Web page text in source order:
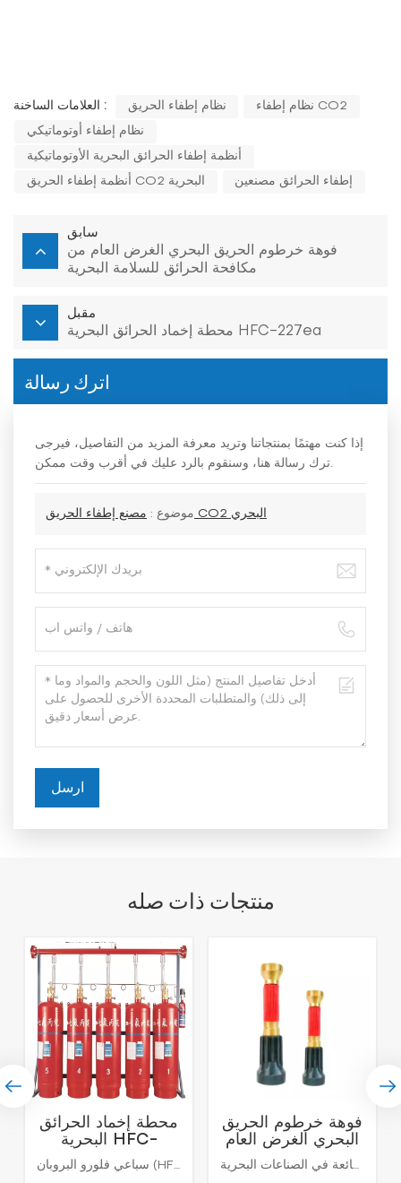
العلامات الساخنة : نظام إطفاء الحريق نظام إطفاء CO2
نظام إطفاء أوتوماتيكي
أنظمة إطفاء الحرائق البحرية الأوتوماتيكية
أنظمة إطفاء الحريق CO2 البحرية إطفاء الحرائق مصنعين
سابق
فوهة خرطوم الحريق البحري الغرض العام من
مكافحة الحرائق للسلامة البحرية
مقبل
محطة إخماد الحرائق البحرية HFC-227ea
اترك رسالة
إذا كنت مهتمًا بمنتجاتنا وتريد معرفة المزيد من التفاصيل، فيرجى
ترك رسالة هنا، وسنقوم بالرد عليك في أقرب وقت ممكن.
موضوع : مصنع إطفاء الحريق CO2 البحري
ارسل
منتجات ذات صله
محطة إخماد الحرائق
البحرية HFC-
227ea
سباعي فلورو البروبان (HFC-227ea) هو عامل إطفاء حريق بالغاز النظيف يستخدم بشكل أساسي إطفاء الحرائق الكيميائية وله تأثير مادي على إطفاء الحرائق. موافقة الفصل الخامس من المنظمة الدولية لأنظمة السلامة من الحرائق MSC/الدائرة. 848 المبادئ التوجيهية المنقحة للموافقة على أنظمة إطفاء الحرائق بالغاز الثابت المكافئة، كما هو مشار إليه في الفصل الثاني -2 من SOLAS 74 لأماكن الآلات وغرف مضخات البضائع. MSC 1/الدائرة. 1267《تعديلات على المبادئ التوجيهية المعدلة للموافقة على الغاز الثابت المعادل أنظمة إطفاء الحرائق كما هو مشار إليها في SOLAS 74 لأماكن الآلات وغرف مضخات البضائع 》
فوهة خرطوم الحريق
البحري الغرض العام
من مكافحة الحرائق
للسلامة البحرية
تلبي الفوهات البحرية جميع أنواع التطبيقات البحرية. وهي مصممة للأغراض العامة لمكافحة الحرائق والغسيل والتبريد وإخماد الغبار، كما أنها قادرة على تحمل الأجواء القاسية والغنية بالملوحة الشائعة في الصناعات البحرية.